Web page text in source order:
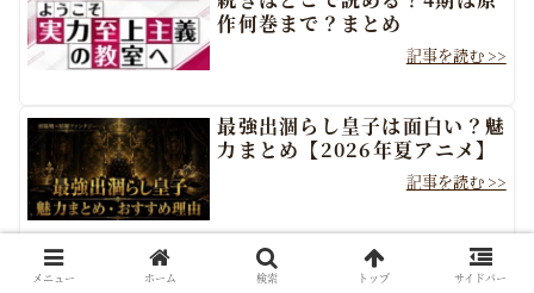
作何巻まで？まとめ
最強出涸らし皇子は面白い？魅
力まとめ【2026年夏アニメ】
魔女と傭兵 ダークファンタジ
メニュー ホーム 検索 トップ サイドバー